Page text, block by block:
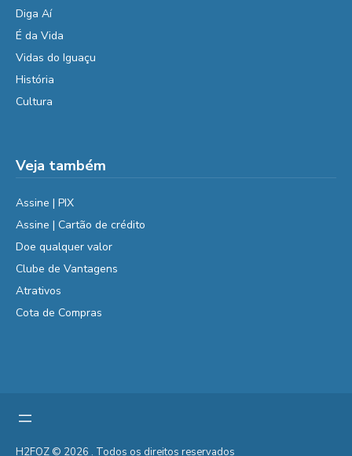
Diga Aí
É da Vida
Vidas do Iguaçu
História
Cultura
Veja também
Assine | PIX
Assine | Cartão de crédito
Doe qualquer valor
Clube de Vantagens
Atrativos
Cota de Compras
H2FOZ © 2026 . Todos os direitos reservados